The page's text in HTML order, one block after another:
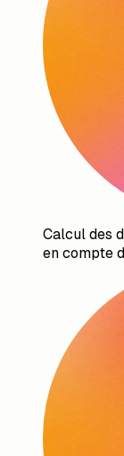
Calcul des
en compte